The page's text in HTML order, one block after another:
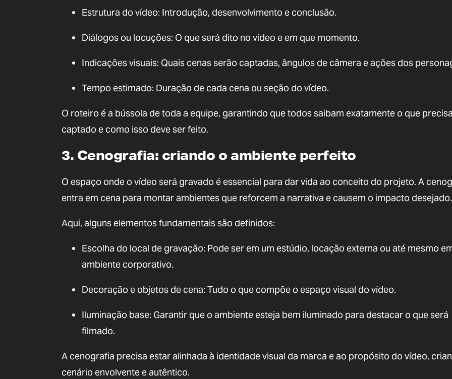
Estrutura do vídeo: Introdução, desenvolvimento e conclusão.
Diálogos ou locuções: O que será dito no vídeo e em que momento.
Indicações visuais: Quais cenas serão captadas, ângulos de câmera e ações dos
Tempo estimado: Duração de cada cena ou seção do vídeo.
O roteiro é a bússola de toda a equipe, garantindo que todos saibam exatamente o que
captado e como isso deve ser feito.
3. Cenografia: criando o ambiente perfeito
O espaço onde o vídeo será gravado é essencial para dar vida ao conceito do projeto. A
entra em cena para montar ambientes que reforcem a narrativa e causem o impacto desejado.
Aqui, alguns elementos fundamentais são definidos:
Escolha do local de gravação: Pode ser em um estúdio, locação externa ou até mesmo
ambiente corporativo.
Decoração e objetos de cena: Tudo o que compõe o espaço visual do vídeo.
Iluminação base: Garantir que o ambiente esteja bem iluminado para destacar o que será
filmado.
A cenografia precisa estar alinhada à identidade visual da marca e ao propósito do vídeo,
cenário envolvente e autêntico.